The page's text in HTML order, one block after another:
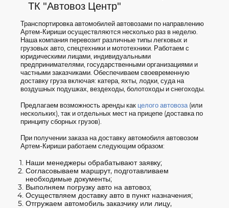
ТК "Автовоз Центр"
Транспортировка автомобилей автовозами по направлению
Артем-Кириши осуществляются несколько раз в неделю.
Наша компания перевозит различные типы легковых и
грузовых авто, спецтехники и мототехники. Работаем с
юридическими лицами, индивидуальными
предпринимателями, государственными организациями и
частными заказчиками. Обеспечиваем своевременную
доставку груза включая: катера, яхты, лодки, суда на
воздушных подушках, вездеходы, болотоходы и снегоходы.
Предлагаем возможность аренды как целого автовоза(или
нескольких), так и отдельных мест на прицепе (доставка по
принципу сборных грузов).
При получении заказа на доставку автомобиля автовозом
Артем-Кириши работаем следующим образом:
Наши менеджеры обрабатывают заявку;
Согласовываем маршрут, подготавливаем
необходимые документы;
Выполняем погрузку авто на автовоз;
Осуществляем доставку авто в пункт назначения;
Отгружаем автомобиль заказчику или лицу,